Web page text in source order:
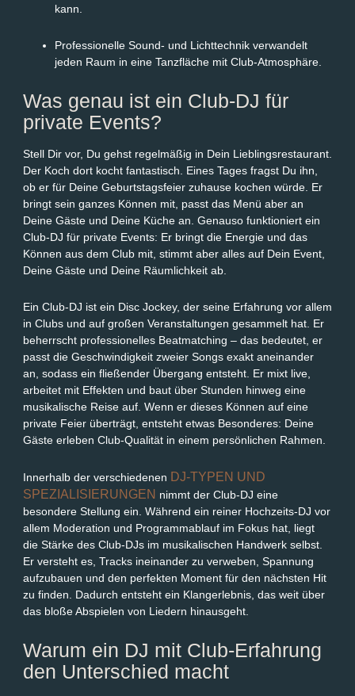
kann.
Professionelle Sound- und Lichttechnik verwandelt
jeden Raum in eine Tanzfläche mit Club-Atmosphäre.
Was genau ist ein Club-DJ für
private Events?
Stell Dir vor, Du gehst regelmäßig in Dein Lieblingsrestaurant.
Der Koch dort kocht fantastisch. Eines Tages fragst Du ihn,
ob er für Deine Geburtstagsfeier zuhause kochen würde. Er
bringt sein ganzes Können mit, passt das Menü aber an
Deine Gäste und Deine Küche an. Genauso funktioniert ein
Club-DJ für private Events: Er bringt die Energie und das
Können aus dem Club mit, stimmt aber alles auf Dein Event,
Deine Gäste und Deine Räumlichkeit ab.
Ein Club-DJ ist ein Disc Jockey, der seine Erfahrung vor allem
in Clubs und auf großen Veranstaltungen gesammelt hat. Er
beherrscht professionelles Beatmatching – das bedeutet, er
passt die Geschwindigkeit zweier Songs exakt aneinander
an, sodass ein fließender Übergang entsteht. Er mixt live,
arbeitet mit Effekten und baut über Stunden hinweg eine
musikalische Reise auf. Wenn er dieses Können auf eine
private Feier überträgt, entsteht etwas Besonderes: Deine
Gäste erleben Club-Qualität in einem persönlichen Rahmen.
Innerhalb der verschiedenen DJ-TYPEN UND
SPEZIALISIERUNGEN nimmt der Club-DJ eine
besondere Stellung ein. Während ein reiner Hochzeits-DJ vor
allem Moderation und Programmablauf im Fokus hat, liegt
die Stärke des Club-DJs im musikalischen Handwerk selbst.
Er versteht es, Tracks ineinander zu verweben, Spannung
aufzubauen und den perfekten Moment für den nächsten Hit
zu finden. Dadurch entsteht ein Klangerlebnis, das weit über
das bloße Abspielen von Liedern hinausgeht.
Warum ein DJ mit Club-Erfahrung
den Unterschied macht